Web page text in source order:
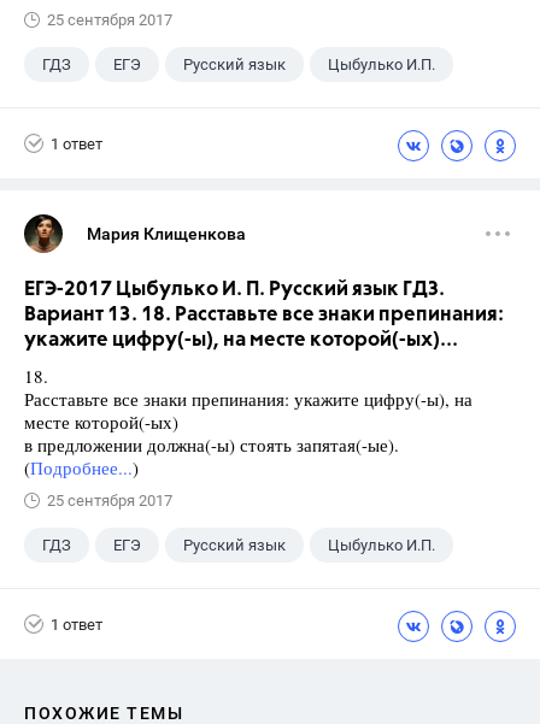
25 сентября 2017
ГДЗ ЕГЭ Русский язык Цыбулько И.П.
1 ответ
Мария Клищенкова
ЕГЭ-2017 Цыбулько И. П. Русский язык ГДЗ.
Вариант 13. 18. Расставьте все знаки препинания:
укажите цифру(-ы), на месте которой(-ых)...
18.
Расставьте все знаки препинания: укажите цифру(-ы), на
месте которой(-ых)
в предложении должна(-ы) стоять запятая(-ые).
(Подробнее...)
25 сентября 2017
ГДЗ ЕГЭ Русский язык Цыбулько И.П.
1 ответ
ПОХОЖИЕ ТЕМЫ